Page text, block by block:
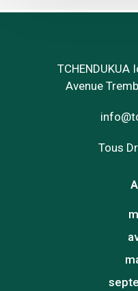
TCHENDUKUA
Avenue
Tous